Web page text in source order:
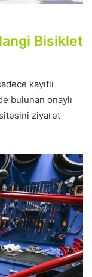
Bisiklet
kayıtlı
bulunan onaylı
ziyaret